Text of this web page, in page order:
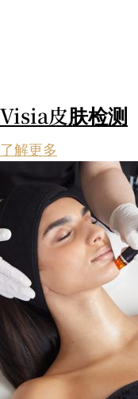
Visia皮肤检测
了解更多